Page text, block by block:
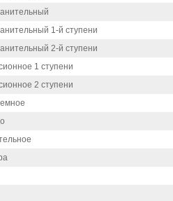
1-й ступени
2-й ступени
1 ступени
2 ступени